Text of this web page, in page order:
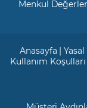
Menkul
Anasayfa |
Kullanım Koşulları